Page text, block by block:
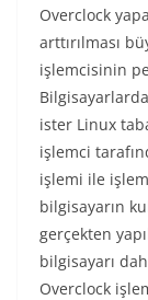
Overclock
arttırılması
işlemcisinin
ister Linux
işlemci
işlemi ile
bilgisayarın
gerçekten
bilgisayarı
Overclock